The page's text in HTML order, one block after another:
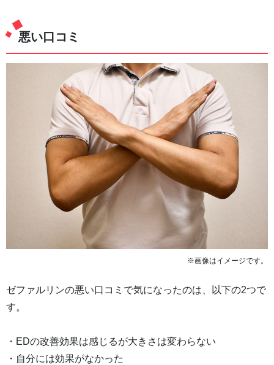
悪い口コミ
※画像はイメージです。
ゼファルリンの悪い口コミで気になったのは、以下の2つで
す。
・EDの改善効果は感じるが大きさは変わらない
・自分には効果がなかった